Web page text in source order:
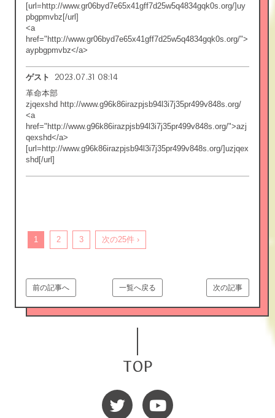
[url=http://www.gr06byd7e65x41gff7d25w5q4834gqk0s.org/]uy
pbgpmvbz[/url]
<a
href="http://www.gr06byd7e65x41gff7d25w5q4834gqk0s.org/">
aypbgpmvbz</a>
ゲスト 2023.07.31 08:14
革命本部
zjqexshd http://www.g96k86irazpjsb94l3i7j35pr499v848s.org/
<a
href="http://www.g96k86irazpjsb94l3i7j35pr499v848s.org/">azj
qexshd</a>
[url=http://www.g96k86irazpjsb94l3i7j35pr499v848s.org/]uzjqex
shd[/url]
1 2 3 次の25件 ›
次の記事
一覧へ戻る
前の記事へ
TOP